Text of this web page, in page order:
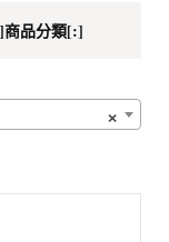
品分類[:]
×